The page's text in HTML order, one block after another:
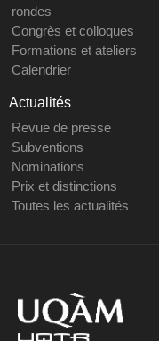
rondes
Congrès et colloques
Formations et ateliers
Calendrier
Actualités
Revue de presse
Subventions
Nominations
Prix et distinctions
Toutes les actualités